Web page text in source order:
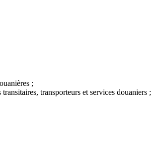
;
transporteurs et services douaniers ;